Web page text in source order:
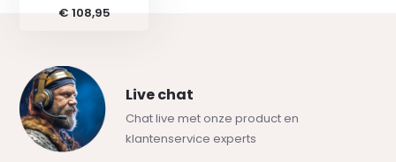
€ 108,95
Live chat
Chat live met onze product en
klantenservice experts